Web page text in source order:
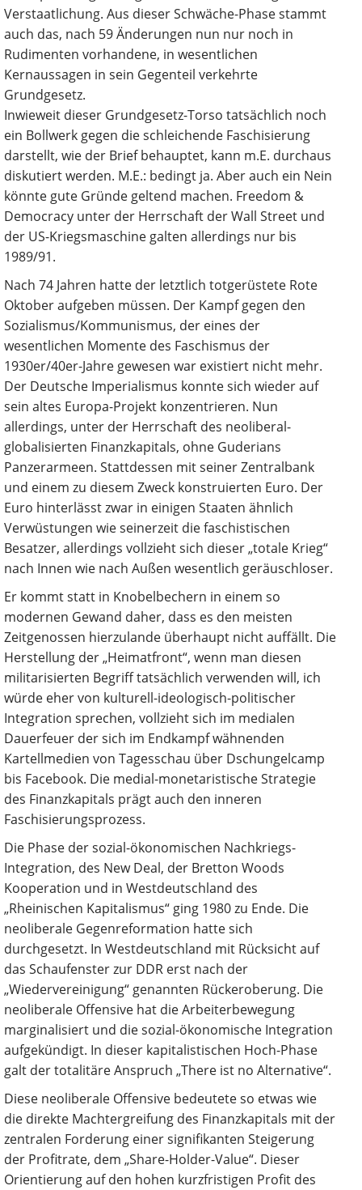
Verstaatlichung. Aus dieser Schwäche-Phase stammt
auch das, nach 59 Änderungen nun nur noch in
Rudimenten vorhandene, in wesentlichen
Kernaussagen in sein Gegenteil verkehrte
Grundgesetz.
Inwieweit dieser Grundgesetz-Torso tatsächlich noch
ein Bollwerk gegen die schleichende Faschisierung
darstellt, wie der Brief behauptet, kann m.E. durchaus
diskutiert werden. M.E.: bedingt ja. Aber auch ein Nein
könnte gute Gründe geltend machen. Freedom &
Democracy unter der Herrschaft der Wall Street und
der US-Kriegsmaschine galten allerdings nur bis
1989/91.
Nach 74 Jahren hatte der letztlich totgerüstete Rote
Oktober aufgeben müssen. Der Kampf gegen den
Sozialismus/Kommunismus, der eines der
wesentlichen Momente des Faschismus der
1930er/40er-Jahre gewesen war existiert nicht mehr.
Der Deutsche Imperialismus konnte sich wieder auf
sein altes Europa-Projekt konzentrieren. Nun
allerdings, unter der Herrschaft des neoliberal-
globalisierten Finanzkapitals, ohne Guderians
Panzerarmeen. Stattdessen mit seiner Zentralbank
und einem zu diesem Zweck konstruierten Euro. Der
Euro hinterlässt zwar in einigen Staaten ähnlich
Verwüstungen wie seinerzeit die faschistischen
Besatzer, allerdings vollzieht sich dieser „totale Krieg“
nach Innen wie nach Außen wesentlich geräuschloser.
Er kommt statt in Knobelbechern in einem so
modernen Gewand daher, dass es den meisten
Zeitgenossen hierzulande überhaupt nicht auffällt. Die
Herstellung der „Heimatfront“, wenn man diesen
militarisierten Begriff tatsächlich verwenden will, ich
würde eher von kulturell-ideologisch-politischer
Integration sprechen, vollzieht sich im medialen
Dauerfeuer der sich im Endkampf wähnenden
Kartellmedien von Tagesschau über Dschungelcamp
bis Facebook. Die medial-monetaristische Strategie
des Finanzkapitals prägt auch den inneren
Faschisierungsprozess.
Die Phase der sozial-ökonomischen Nachkriegs-
Integration, des New Deal, der Bretton Woods
Kooperation und in Westdeutschland des
„Rheinischen Kapitalismus“ ging 1980 zu Ende. Die
neoliberale Gegenreformation hatte sich
durchgesetzt. In Westdeutschland mit Rücksicht auf
das Schaufenster zur DDR erst nach der
„Wiedervereinigung“ genannten Rückeroberung. Die
neoliberale Offensive hat die Arbeiterbewegung
marginalisiert und die sozial-ökonomische Integration
aufgekündigt. In dieser kapitalistischen Hoch-Phase
galt der totalitäre Anspruch „There ist no Alternative“.
Diese neoliberale Offensive bedeutete so etwas wie
die direkte Machtergreifung des Finanzkapitals mit der
zentralen Forderung einer signifikanten Steigerung
der Profitrate, dem „Share-Holder-Value“. Dieser
Orientierung auf den hohen kurzfristigen Profit des